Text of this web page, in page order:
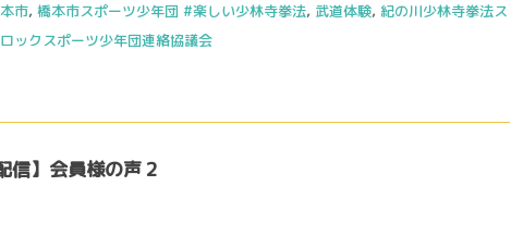
市, 橋本市スポーツ少年団 #楽しい少林寺拳法, 武道体験, 紀の川少林寺拳法ス
ックスポーツ少年団連絡協議会
信】会員様の声２